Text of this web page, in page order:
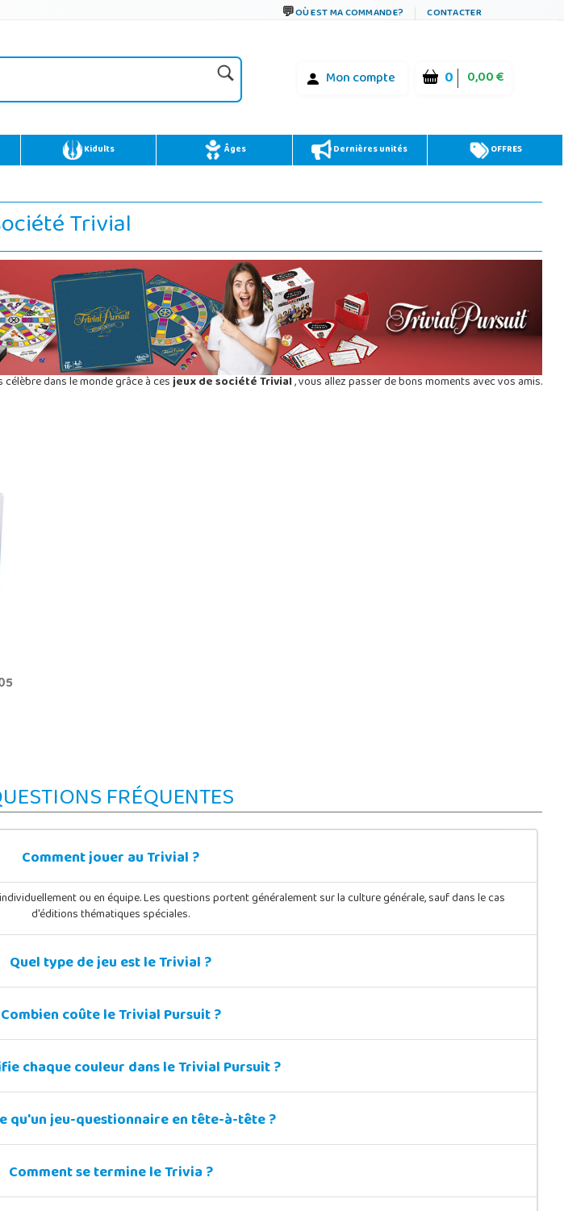
OÙ EST MA COMMANDE? CONTACTER
Mon compte 0 0,00 €
Kidults Âges Dernières unités OFFRES
Trivial
dans le monde grâce à cesjeux de société Trivial, vous allez passer de bons moments avec vos amis.
FRÉQUENTES
Comment jouer au Trivial ?
ou en équipe. Les questions portent généralement sur la culture générale, sauf dans le cas
d'éditions thématiques spéciales.
Quel type de jeu est le Trivial ?
Combien coûte le Trivial Pursuit ?
chaque couleur dans le Trivial Pursuit ?
qu'un jeu-questionnaire en tête-à-tête ?
Comment se termine le Trivia ?